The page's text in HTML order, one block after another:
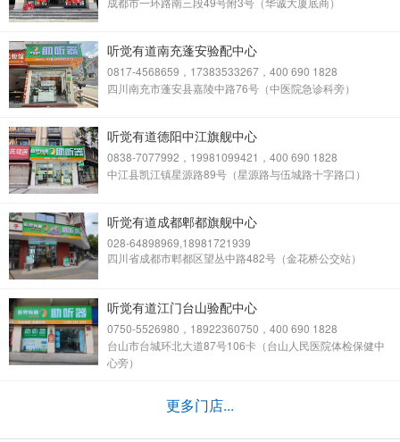
听觉有道南充蓬安验配中心
0817-4568659，17383533267，400 690 1828
四川南充市蓬安县嘉陵中路76号（中医院急诊科旁）
听觉有道德阳中江旗舰中心
0838-7077992，19981099421，400 690 1828
中江县凯江镇星源路89号（星源路与伍城路十字路口）
听觉有道成都郫都旗舰中心
028-64898969,18981721939
四川省成都市郫都区望丛中路482号（金花桥公交站）
听觉有道江门台山验配中心
0750-5526980，18922360750，400 690 1828
台山市台城环北大道87号106卡（台山人民医院体检保健中
心旁）
更多门店...